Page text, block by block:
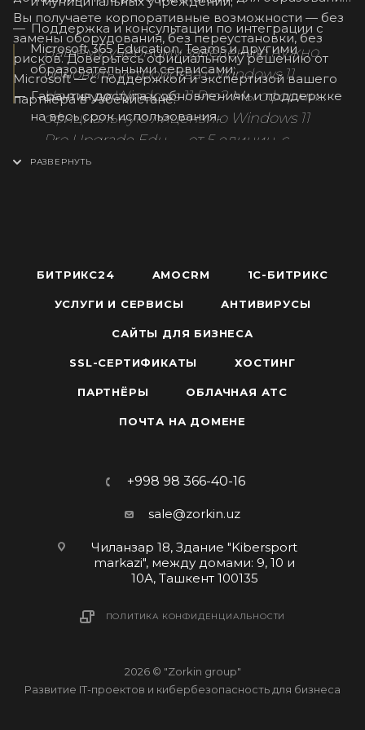
Поддержка и консультации по интеграции с
Microsoft 365 Education, Teams и другими
образовательными сервисами;
Гарантия доступа к обновлениям и поддержке
на весь срок использования.
Вы получаете корпоративные возможности — без
замены оборудования, без переустановки, без
рисков. Доверьтесь официальному решению от
Microsoft — с поддержкой и экспертизой вашего
партнёра в Узбекистане.
Вашему учебному заведению нужно
обновить устройства с Windows 11
Home до Windows 11 Pro? Мы оформим
официальную лицензию Windows 11
Pro Upgrade Edu — от 5 единиц, с
подтверждением статуса учреждения
образовательной инфраструктуры.
БИТРИКС24 AMOCRM 1С-БИТРИКС
УСЛУГИ И СЕРВИСЫ АНТИВИРУСЫ
САЙТЫ ДЛЯ БИЗНЕСА
SSL-СЕРТИФИКАТЫ ХОСТИНГ
ПАРТНЁРЫ ОБЛАЧНАЯ АТС
ПОЧТА НА ДОМЕНЕ
+998 98 366-40-16
sale@zorkin.uz
Чиланзар 18, Здание "Kibersport
markazi", между домами: 9, 10 и
10А, Ташкент 100135
ПОЛИТИКА КОНФИДЕНЦИАЛЬНОСТИ
2026 © "Zorkin group"
Развитие IT-проектов и кибербезопасность для бизнеса